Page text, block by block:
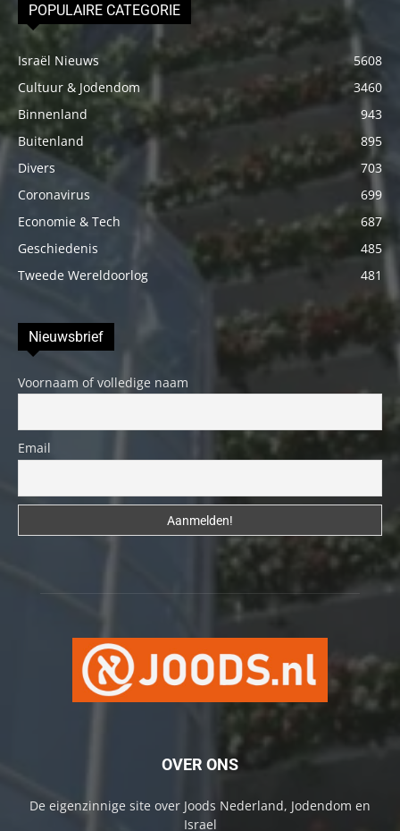
POPULAIRE CATEGORIE
Israël Nieuws
5608
Cultuur & Jodendom
3460
Binnenland
943
Buitenland
895
Divers
703
Coronavirus
699
Economie & Tech
687
Geschiedenis
485
Tweede Wereldoorlog
481
Nieuwsbrief
Voornaam of volledige naam
Email
OVER ONS
De eigenzinnige site over Joods Nederland, Jodendom en
Israel